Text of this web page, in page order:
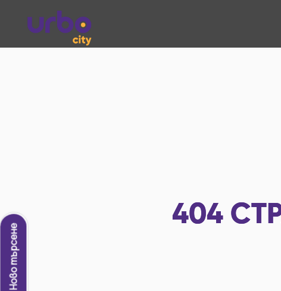
Ново търсене
404